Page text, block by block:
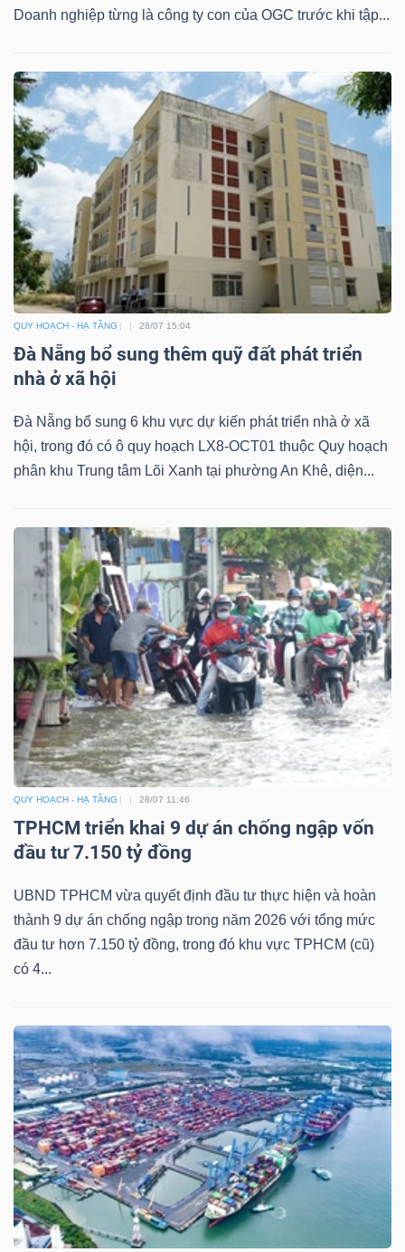
Doanh nghiệp từng là công ty con của OGC trước khi tập...
QUY HOẠCH - HẠ TẦNG 28/07 15:04
Đà Nẵng bổ sung thêm quỹ đất phát triển
nhà ở xã hội
Đà Nẵng bổ sung 6 khu vực dự kiến phát triển nhà ở xã
hội, trong đó có ô quy hoạch LX8-OCT01 thuộc Quy hoạch
phân khu Trung tâm Lõi Xanh tại phường An Khê, diện...
QUY HOẠCH - HẠ TẦNG 28/07 11:46
TPHCM triển khai 9 dự án chống ngập vốn
đầu tư 7.150 tỷ đồng
UBND TPHCM vừa quyết định đầu tư thực hiện và hoàn
thành 9 dự án chống ngập trong năm 2026 với tổng mức
đầu tư hơn 7.150 tỷ đồng, trong đó khu vực TPHCM (cũ)
có 4...